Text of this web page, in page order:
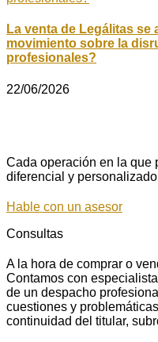
La venta de Legálitas se
movimiento sobre la
profesionales?
22/06/2026
Cada operación en la que
diferencial y personalizado
Hable con un asesor
Consultas
A la hora de comprar o
Contamos con
de un despacho
cuestiones y
continuidad del titular,